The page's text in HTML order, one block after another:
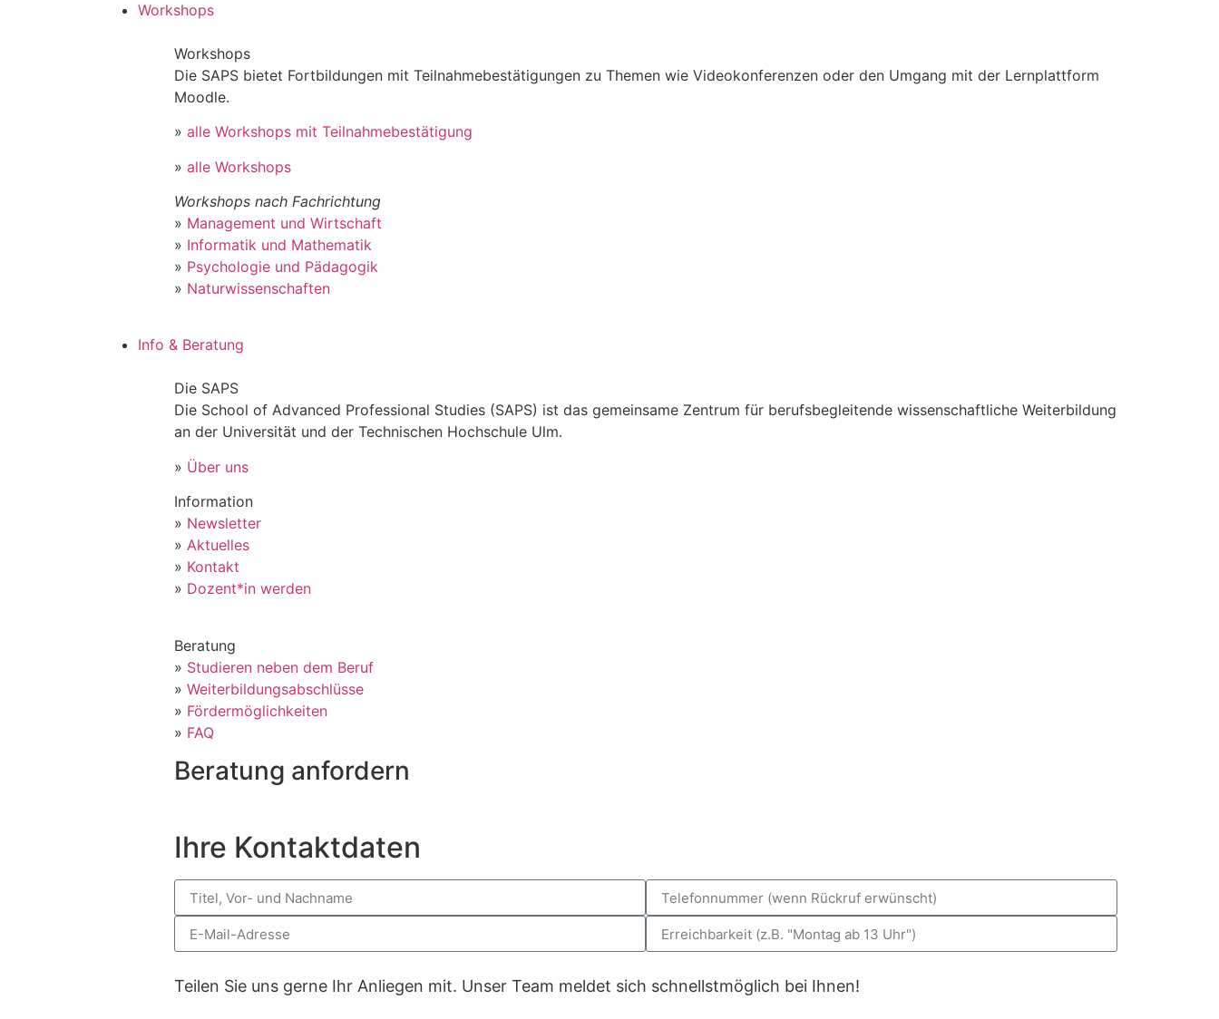
Workshops
Workshops
Die SAPS bietet Fortbildungen mit Teilnahmebestätigungen zu Themen wie Videokonferenzen oder den Umgang mit der Lernplattform
Moodle.
» alle Workshops mit Teilnahmebestätigung
» alle Workshops
Workshops nach Fachrichtung
» Management und Wirtschaft
» Informatik und Mathematik
» Psychologie und Pädagogik
» Naturwissenschaften
Info & Beratung
Die SAPS
Die School of Advanced Professional Studies (SAPS) ist das gemeinsame Zentrum für berufsbegleitende wissenschaftliche Weiterbildung
an der Universität und der Technischen Hochschule Ulm.
» Über uns
Information
» Newsletter
» Aktuelles
» Kontakt
» Dozent*in werden
Beratung
» Studieren neben dem Beruf
» Weiterbildungsabschlüsse
» Fördermöglichkeiten
» FAQ
Beratung anfordern
Ihre Kontaktdaten
Teilen Sie uns gerne Ihr Anliegen mit. Unser Team meldet sich schnellstmöglich bei Ihnen!